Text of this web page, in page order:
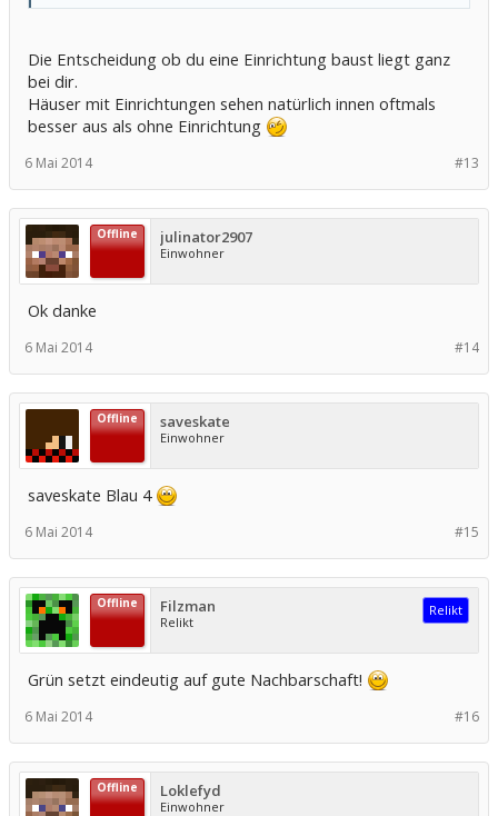
Die Entscheidung ob du eine Einrichtung baust liegt ganz
bei dir.
Häuser mit Einrichtungen sehen natürlich innen oftmals
besser aus als ohne Einrichtung
#13
6 Mai 2014
Offline julinator2907
Einwohner
Ok danke
#14
6 Mai 2014
Offline saveskate
Einwohner
saveskate Blau 4
#15
6 Mai 2014
Offline Filzman
Relikt
Relikt
Grün setzt eindeutig auf gute Nachbarschaft!
#16
6 Mai 2014
Offline Loklefyd
Einwohner